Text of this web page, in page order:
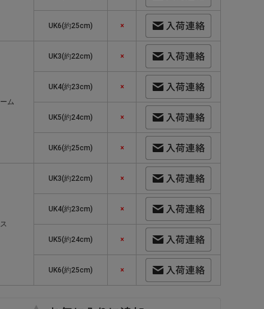
UK6(約25cm) ×
ム
UK3(約22cm) ×
UK4(約23cm) ×
UK5(約24cm) ×
UK6(約25cm) ×
UK3(約22cm) ×
UK4(約23cm) ×
UK5(約24cm) ×
UK6(約25cm) ×